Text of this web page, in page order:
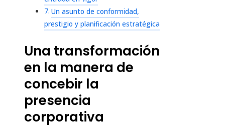
Un asunto de conformidad,
prestigio y planificación estratégica
Una transformación
en la manera de
concebir la
presencia
corporativa